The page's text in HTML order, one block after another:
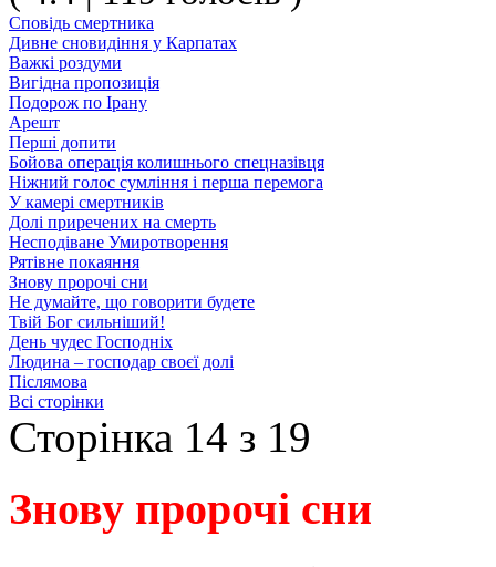
Сповідь смертника
Дивне сновидіння у Карпатах
Важкі роздуми
Вигідна пропозиція
Подорож по Ірану
Арешт
Перші допити
Бойова операція колишнього спецназівця
Ніжний голос сумління і перша перемога
У камері смертників
Долі приречених на смерть
Несподіване Умиротворення
Рятівне покаяння
Знову пророчі сни
Не думайте, що говорити будете
Твій Бог сильніший!
День чудес Господніх
Людина – господар своєї долі
Післямова
Всі сторінки
Сторінка 14 з 19
Знову пророчі сни